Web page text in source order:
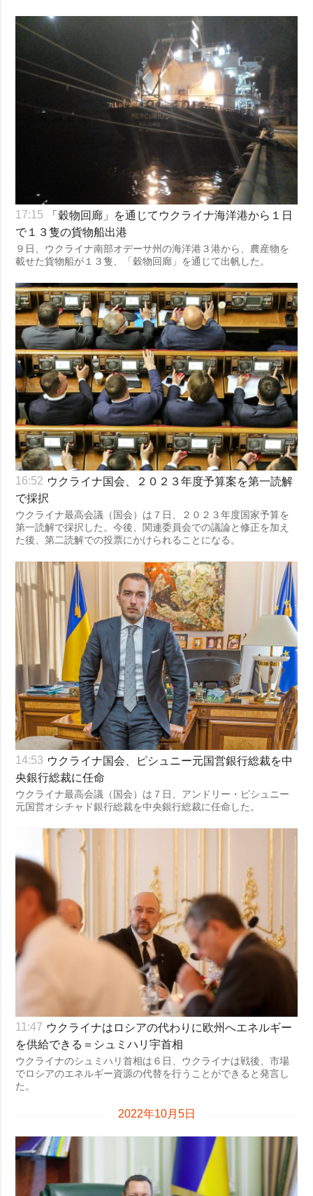
17:15
「穀物回廊」を通じてウクライナ海洋港から１日
で１３隻の貨物船出港
９日、ウクライナ南部オデーサ州の海洋港３港から、農産物を
載せた貨物船が１３隻、「穀物回廊」を通じて出帆した。
16:52 ウクライナ国会、２０２３年度予算案を第一読解
で採択
ウクライナ最高会議（国会）は７日、２０２３年度国家予算を
第一読解で採択した。今後、関連委員会での議論と修正を加え
た後、第二読解での投票にかけられることになる。
14:53 ウクライナ国会、ピシュニー元国営銀行総裁を中
央銀行総裁に任命
ウクライナ最高会議（国会）は７日、アンドリー・ピシュニー
元国営オシチャド銀行総裁を中央銀行総裁に任命した。
11:47 ウクライナはロシアの代わりに欧州へエネルギー
を供給できる＝シュミハリ宇首相
ウクライナのシュミハリ首相は６日、ウクライナは戦後、市場
でロシアのエネルギー資源の代替を行うことができると発言し
た。
2022年10月5日